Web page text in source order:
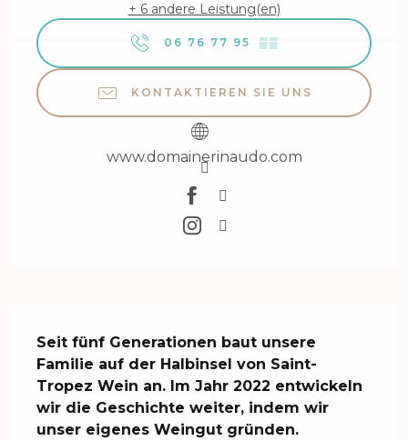
+ 6 andere Leistung(en)
06 76 77 95 ▒▒
KONTAKTIEREN SIE UNS
www.domainerinaudo.com
Seit fünf Generationen baut unsere
Familie auf der Halbinsel von Saint-
Tropez Wein an. Im Jahr 2022 entwickeln
wir die Geschichte weiter, indem wir
unser eigenes Weingut gründen.